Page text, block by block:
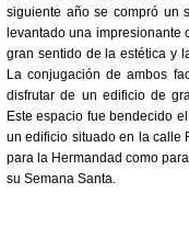
siguiente año se compró un
levantado una impresionante
gran sentido de la estética y
La conjugación de ambos
disfrutar de un edificio de
Este espacio fue bendecido
un edificio situado en la calle
para la Hermandad como
su Semana Santa.